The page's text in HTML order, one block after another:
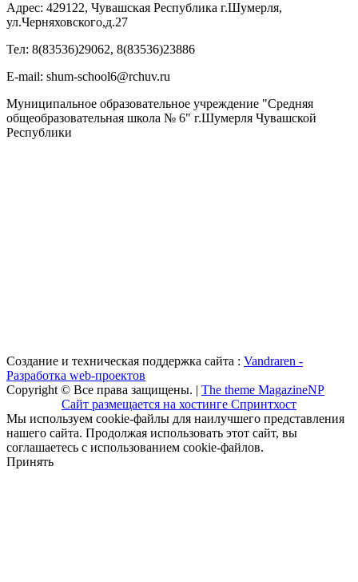
Адрес: 429122, Чувашская Республика г.Шумерля,
ул.Черняховского,д.27
Тел: 8(83536)29062, 8(83536)23886
Е-mail: shum-school6@rchuv.ru
Муниципальное образовательное учреждение "Средняя
общеобразовательная школа № 6" г.Шумерля Чувашской
Республики
Создание и техническая поддержка сайта : Vandraren -
Разработка web-проектов
Copyright © Все права защищены. | The theme MagazineNP
Сайт размещается на хостинге Спринтхост
Мы используем cookie-файлы для наилучшего представления
нашего сайта. Продолжая использовать этот сайт, вы
соглашаетесь с использованием cookie-файлов.
Принять